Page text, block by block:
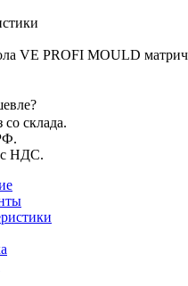
VE PROFI MOULD
склада.
с НДС.